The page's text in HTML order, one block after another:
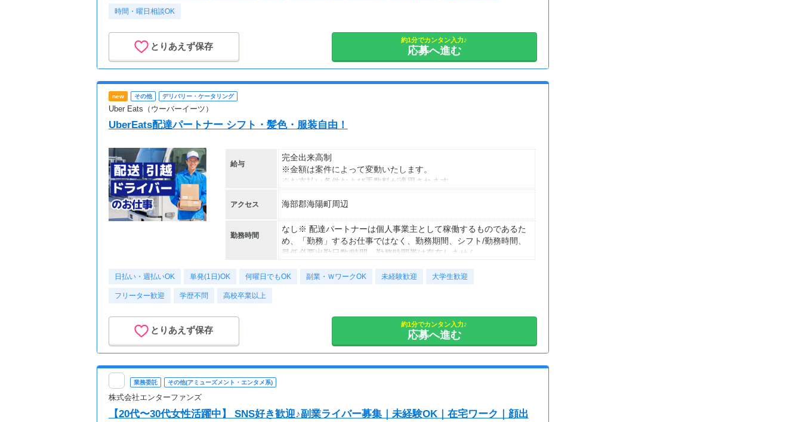
安定した活動を目指す方には、月30〜50時間以上の配信を推奨し
時間・曜日相談OK
とりあえず保存
約1分でカンタン入力♪
応募へ進む
new その他 デリバリー・ケータリング
Uber Eats（ウーバーイーツ）
UberEats配達パートナー シフト・髪色・服装自由！
給与
完全出来高制
※金額は案件によって変動いたします。
※お支払い条件および手数料が適用されます
アクセス 海部郡海陽町周辺
勤務時間
なし※ 配達パートナーは個人事業主として稼働するものであるた
め、「勤務」するお仕事ではなく、勤務期間、シフト/勤務時間、
最低必要出勤日数/時間、勤務時間帯は存在しません。
日払い・週払いOK 単発(1日)OK 何曜日でもOK 副業・ＷワークOK 未経験歓迎 大学生歓迎
フリーター歓迎 学歴不問 高校卒業以上
とりあえず保存
約1分でカンタン入力♪
応募へ進む
業務委託 その他(アミューズメント・エンタメ系)
株式会社エンターファンズ
【20代〜30代女性活躍中】 SNS好き歓迎♪副業ライバー募集｜未経験OK｜在宅ワーク｜顔出